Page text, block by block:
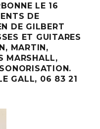
LE 16
DE
DE GILBERT
ET GUITARES
MARTIN,
MARSHALL,
GALL, 06 83 21